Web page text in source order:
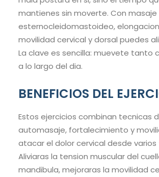
mantienes sin moverte. Con masaje
esternocleidomastoideo,
movilidad cervical y dorsal puedes
La clave es sencilla: muevete tanto
a lo largo del dia.
BENEFICIOS DEL
Estos ejercicios combinan tecnicas
automasaje, fortalecimiento y
atacar el dolor cervical desde varios
Aliviaras la tension muscular del
mandibula, mejoraras la movilidad